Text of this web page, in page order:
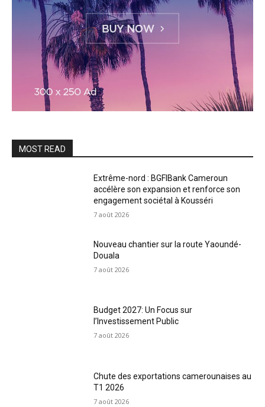
MOST READ
Extrême-nord : BGFIBank Cameroun
accélère son expansion et renforce son
engagement sociétal à Kousséri
7 août 2026
Nouveau chantier sur la route Yaoundé-
Douala
7 août 2026
Budget 2027: Un Focus sur
l’Investissement Public
7 août 2026
Chute des exportations camerounaises au
T1 2026
7 août 2026